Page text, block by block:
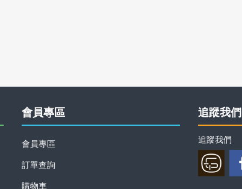
會員專區
會員專區
訂單查詢
購物車
追蹤我們
追蹤我們